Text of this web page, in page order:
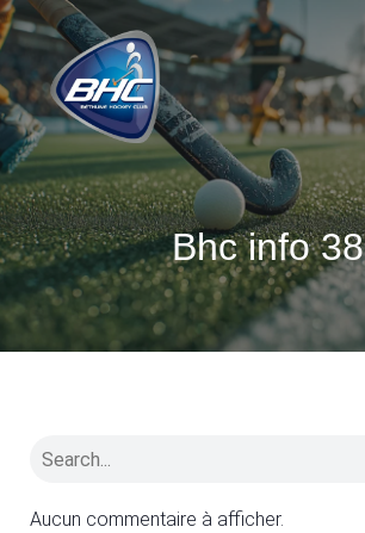
Bhc info 38
Aucun commentaire à afficher.